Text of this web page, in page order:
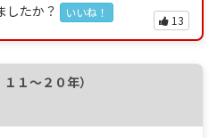
したか？ いいね！
13
１１～２０年）